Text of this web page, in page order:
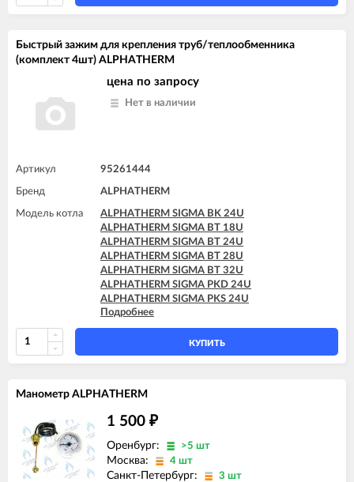
ALPHATHERM SIGMA PTS 24U
Быстрый зажим для крепления труб/теплообменника
(комплект 4шт) ALPHATHERM
цена по запросу
Нет в наличии
Артикул 95261444
Бренд ALPHATHERM
Модель котла
ALPHATHERM SIGMA BK 24U
ALPHATHERM SIGMA BT 18U
ALPHATHERM SIGMA BT 24U
ALPHATHERM SIGMA BT 28U
ALPHATHERM SIGMA BT 32U
ALPHATHERM SIGMA PKD 24U
ALPHATHERM SIGMA PKS 24U
ALPHATHERM SIGMA PTD 24U
ALPHATHERM SIGMA PTD 28U
ALPHATHERM SIGMA PTS 18U
ALPHATHERM SIGMA PTS 24U
Подробнее
КУПИТЬ
Манометр ALPHATHERM
1 500 ₽
Оренбург: >5 шт
Москва: 4 шт
Санкт-Петербург: 3 шт